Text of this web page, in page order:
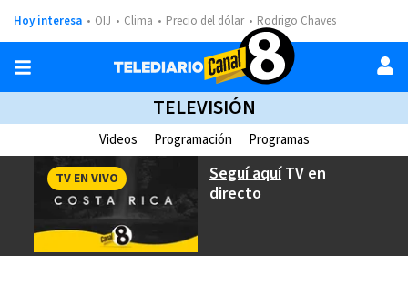
Hoy interesa OIJ Clima Precio del dólar Rodrigo Chaves
TELEVISIÓN
Videos Programación Programas
Seguí aquíTV en
directo
TV EN VIVO